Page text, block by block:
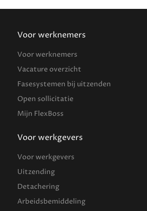
Voor werknemers
Voor werknemers
Vacature overzicht
Fasesystemen bij uitzenden
Open sollicitatie
Mijn FlexBoss
Voor werkgevers
Voor werkgevers
Uitzending
Detachering
Arbeidsbemiddeling